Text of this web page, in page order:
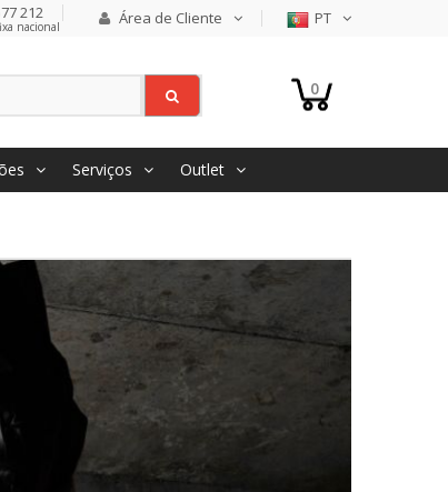
212
nacional Área de Cliente PT
0
Serviços Outlet